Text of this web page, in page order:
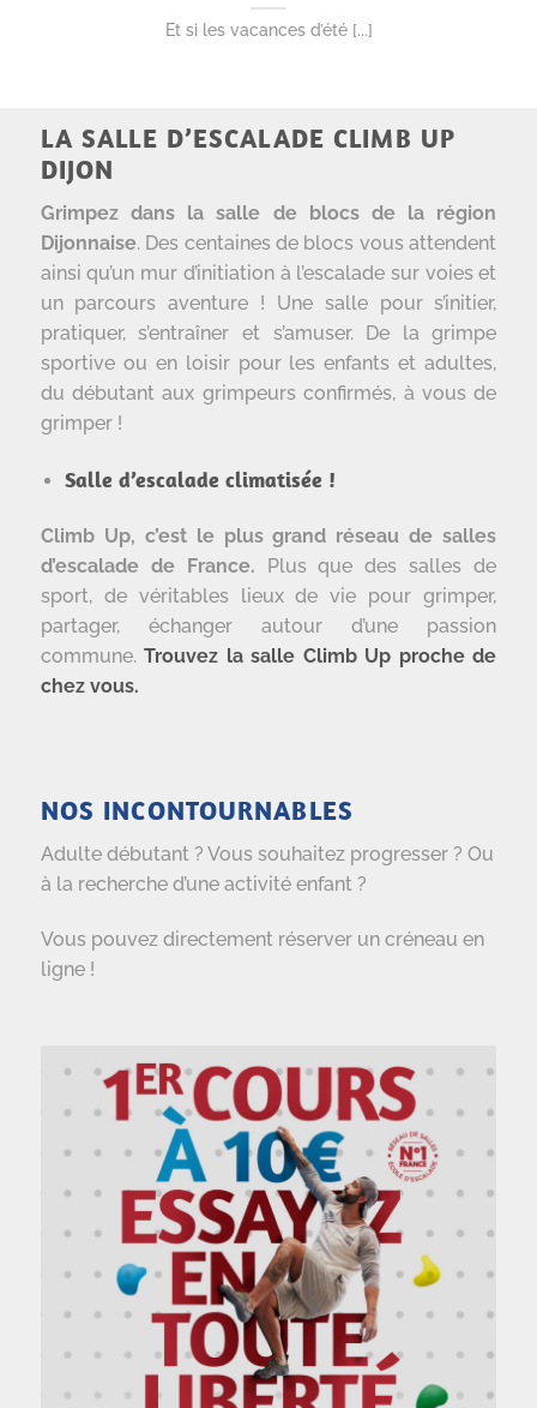
Et si les vacances d’été [...]
LA SALLE D’ESCALADE CLIMB UP
DIJON
Grimpez dans la salle de blocs de la région
Dijonnaise. Des centaines de blocs vous attendent
ainsi qu’un mur d’initiation à l’escalade sur voies et
un parcours aventure ! Une salle pour s’initier,
pratiquer, s’entraîner et s’amuser. De la grimpe
sportive ou en loisir pour les enfants et adultes,
du débutant aux grimpeurs confirmés, à vous de
grimper !
Salle d’escalade climatisée !
Climb Up, c’est le plus grand réseau de salles
d’escalade de France. Plus que des salles de
sport, de véritables lieux de vie pour grimper,
partager, échanger autour d’une passion
commune.Trouvez la salle Climb Up proche de
chez vous.
NOS INCONTOURNABLES
Adulte débutant ? Vous souhaitez progresser ? Ou
à la recherche d’une activité enfant ?
Vous pouvez directement réserver un créneau en
ligne !